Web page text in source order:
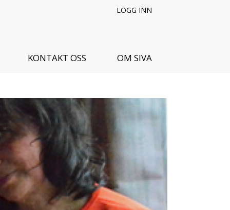
KONTAKT OSS OM SIVA
LOGG INN